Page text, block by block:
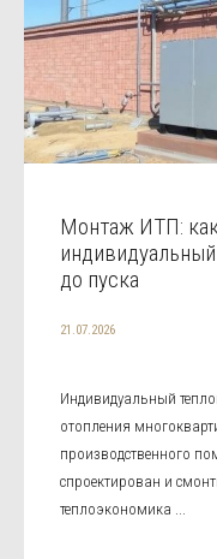
Монтаж ИТП:
до пуска
21.07.2026
Индивидуальный
отопления
производственного
спроектирован и
теплоэкономика ...